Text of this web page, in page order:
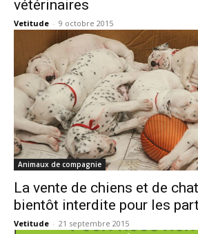
vétérinaires
Vetitude - 9 octobre 2015
Animaux de compagnie
La vente de chiens et de
bientôt interdite pour les
Vetitude - 21 septembre 2015